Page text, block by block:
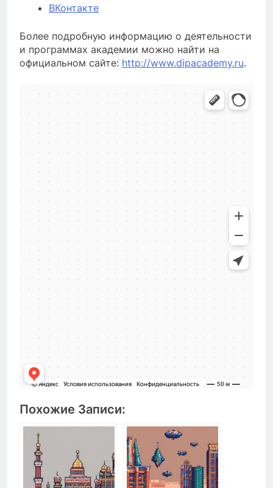
ВКонтакте
Более подробную информацию о деятельности
и программах академии можно найти на
официальном сайте: http://www.dipacademy.ru.
Похожие Записи: